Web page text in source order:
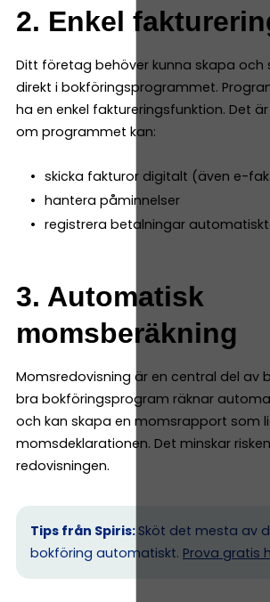
2. Enkel
Ditt företag behöver kunna skapa och
direkt i bokföringsprogrammet.
ha en enkel faktureringsfunktion. Det
om programmet kan:
skicka fakturor digitalt (även e-
hantera påminnelser
registrera betalningar automatiskt
3. Automatisk
momsberäkning
Momsredovisning är en central del av
bra bokföringsprogram räknar
och kan skapa en momsrapport som
momsdeklarationen. Det minskar
redovisningen.
Tips från Spiris: Sköt det mesta av
bokföring automatiskt. Prova gratis